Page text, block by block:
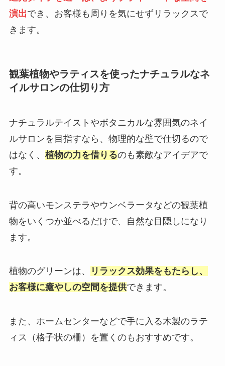
演出でき、お客様も周りを気にせずリラックスで
きます。
観葉植物やラティスを使ったナチュラルなネ
イルサロンの仕切り方
ナチュラルテイストやボタニカルな雰囲気のネイ
ルサロンを目指すなら、物理的な壁で仕切るので
はなく、 植物の力を借りるのも素敵なアイデアで
す。
背の高いモンステラやウンベラータなどの観葉植
物をいくつか並べるだけで、自然な目隠しになり
ます。
植物のグリーンは、
リラックス効果をもたらし、
お客様に癒やしの空間を提供できます。
また、ホームセンターなどで手に入る木製のラテ
ィス（格子状の柵）を置くのもおすすめです。